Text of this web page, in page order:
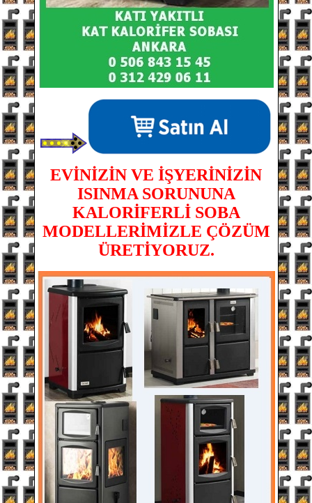
EVİNİZİN VE İŞYERİNİZİN
ISINMA SORUNUNA
KALORİFERLİ SOBA
MODELLERİMİZLE ÇÖZÜM
ÜRETİYORUZ.